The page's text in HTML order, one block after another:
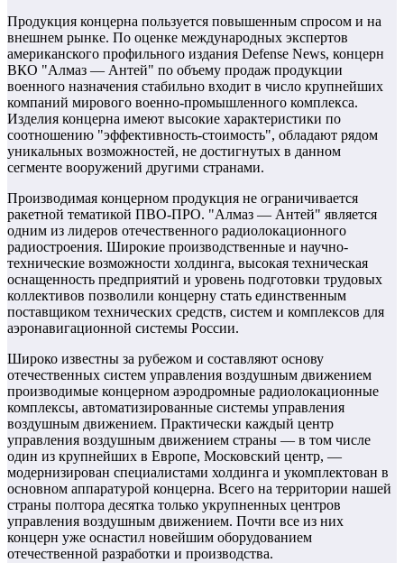
Продукция концерна пользуется повышенным спросом и на
внешнем рынке. По оценке международных экспертов
американского профильного издания Defense News, концерн
ВКО "Алмаз — Антей" по объему продаж продукции
военного назначения стабильно входит в число крупнейших
компаний мирового военно-промышленного комплекса.
Изделия концерна имеют высокие характеристики по
соотношению "эффективность-стоимость", обладают рядом
уникальных возможностей, не достигнутых в данном
сегменте вооружений другими странами.
Производимая концерном продукция не ограничивается
ракетной тематикой ПВО-ПРО. "Алмаз — Антей" является
одним из лидеров отечественного радиолокационного
радиостроения. Широкие производственные и научно-
технические возможности холдинга, высокая техническая
оснащенность предприятий и уровень подготовки трудовых
коллективов позволили концерну стать единственным
поставщиком технических средств, систем и комплексов для
аэронавигационной системы России.
Широко известны за рубежом и составляют основу
отечественных систем управления воздушным движением
производимые концерном аэродромные радиолокационные
комплексы, автоматизированные системы управления
воздушным движением. Практически каждый центр
управления воздушным движением страны — в том числе
один из крупнейших в Европе, Московский центр, —
модернизирован специалистами холдинга и укомплектован в
основном аппаратурой концерна. Всего на территории нашей
страны полтора десятка только укрупненных центров
управления воздушным движением. Почти все из них
концерн уже оснастил новейшим оборудованием
отечественной разработки и производства.